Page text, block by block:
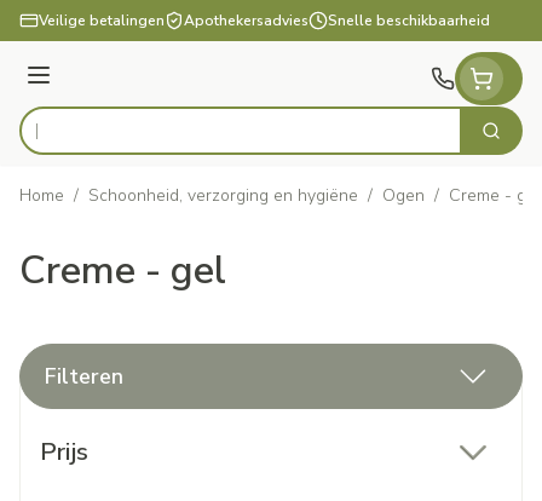
Ga naar de inhoud
Veilige betalingen Apothekersadvies Snelle beschikbaarheid
Menu
Product, merk, categorie... Zoek
Home / Schoonheid, verzorging en hygiëne / Ogen / Creme - gel
Creme - gel
Filteren
Prijs